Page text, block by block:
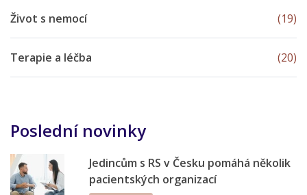
Život s nemocí (19)
Terapie a léčba (20)
Poslední novinky
Jedincům s RS v Česku pomáhá několik
pacientských organizací